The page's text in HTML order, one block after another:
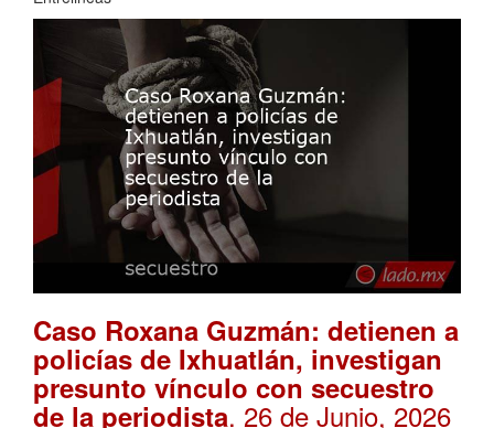
Caso Roxana Guzmán: detienen a
policías de Ixhuatlán, investigan
presunto vínculo con secuestro
de la periodista. 26 de Junio, 2026